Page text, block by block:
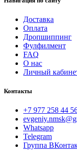
Доставка
Оплата
Дропшиппинг
Фулфилмент
FAQ
О нас
Личный
Контакты
+7 977 258 44
Whatsapp
Telegram
Группа